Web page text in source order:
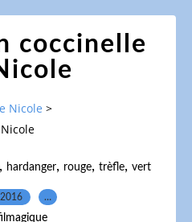
coccinelle
Nicole >
, hardanger, rouge, trèfle, vert
…